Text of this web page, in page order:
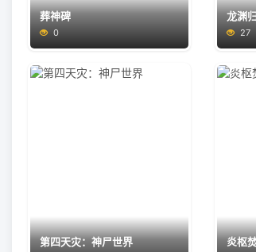
葬神碑
0
龙渊
27
第四天灾：神尸世界 炎枢